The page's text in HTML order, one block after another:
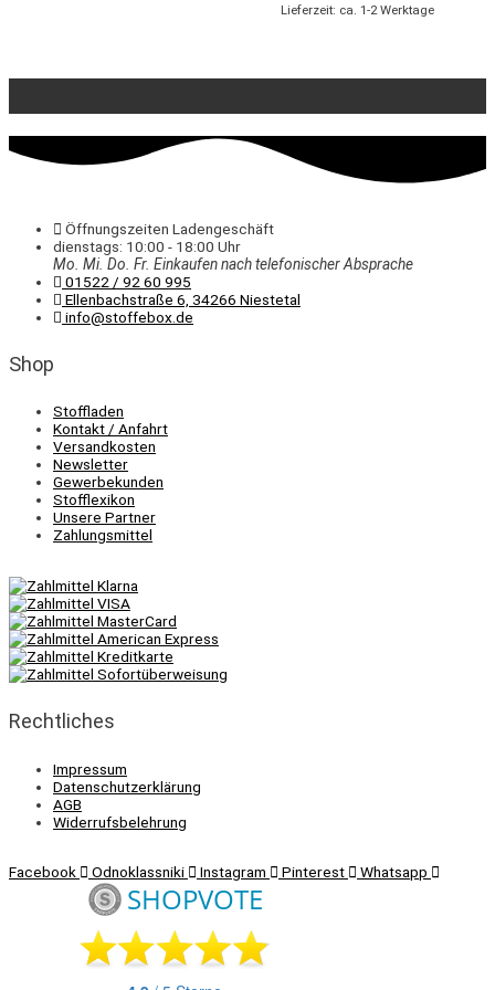
Lieferzeit: ca. 1-2 Werktage
Öffnungszeiten Ladengeschäft
dienstags: 10:00 - 18:00 Uhr
Mo. Mi. Do. Fr. Einkaufennach telefonischer Absprache
01522 / 92 60 995
Ellenbachstraße 6, 34266 Niestetal
info@stoffebox.de
Shop
Stoffladen
Kontakt / Anfahrt
Versandkosten
Newsletter
Gewerbekunden
Stofflexikon
Unsere Partner
Zahlungsmittel
Rechtliches
Impressum
Datenschutzerklärung
AGB
Widerrufsbelehrung
Facebook Odnoklassniki Instagram Pinterest Whatsapp